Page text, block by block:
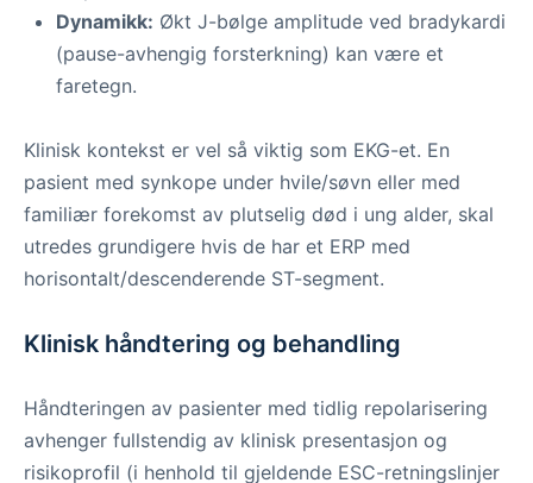
Dynamikk: Økt J-bølge amplitude ved bradykardi
(pause-avhengig forsterkning) kan være et
faretegn.
Klinisk kontekst er vel så viktig som EKG-et. En
pasient med synkope under hvile/søvn eller med
familiær forekomst av plutselig død i ung alder, skal
utredes grundigere hvis de har et ERP med
horisontalt/descenderende ST-segment.
Klinisk håndtering og behandling
Håndteringen av pasienter med tidlig repolarisering
avhenger fullstendig av klinisk presentasjon og
risikoprofil (i henhold til gjeldende ESC-retningslinjer